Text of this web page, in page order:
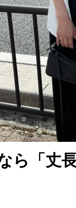
ら「丈